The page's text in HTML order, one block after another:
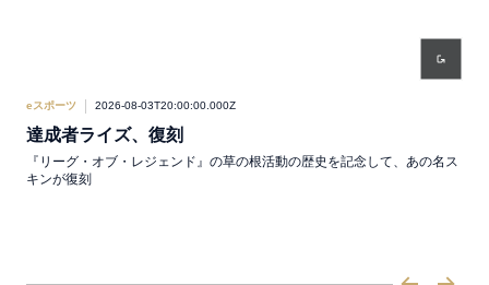
eスポーツ 2026-08-03T20:00:00.000Z
達成者ライズ、復刻
『リーグ・オブ・レジェンド』の草の根活動の歴史を記念して、あの名ス
キンが復刻